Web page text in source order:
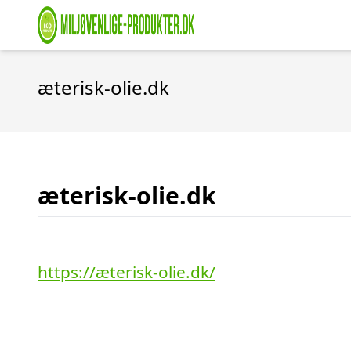
æterisk-olie.dk
æterisk-olie.dk
https://æterisk-olie.dk/